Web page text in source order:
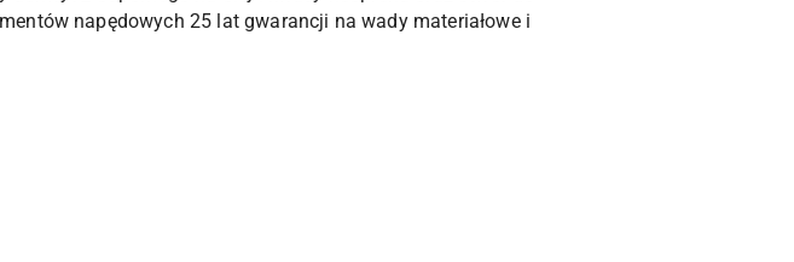
napędowych 25 lat gwarancji na wady materiałowe i